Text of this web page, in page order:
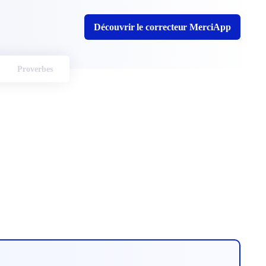
Découvrir le correcteur MerciApp
Proverbes